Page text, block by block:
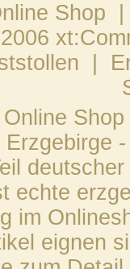
2006
echte
im
eignen